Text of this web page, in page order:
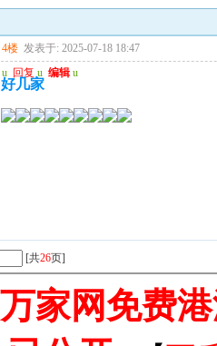
4楼 发表于: 2025-07-18 18:47
u 回复 u 编辑 u
好几家
[共26页]